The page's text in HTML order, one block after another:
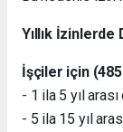
Yıllık İzinlerde
İşçiler için
- 1 ila 5 yıl
- 5 ila 15 yıl